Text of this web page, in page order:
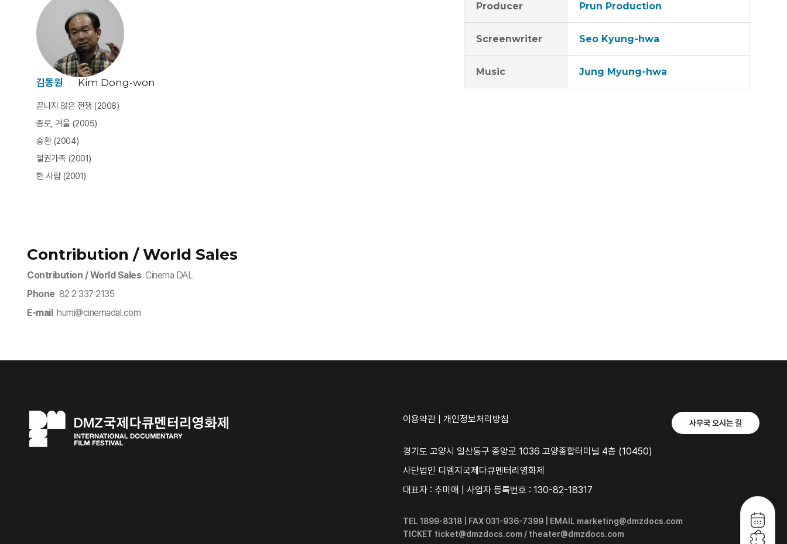
김동원 Kim Dong-won
끝나지 않은 전쟁 (2008)
종로, 겨울 (2005)
송환 (2004)
철권가족 (2001)
한 사람 (2001)
Producer Prun Production
Screenwriter Seo Kyung-hwa
Music Jung Myung-hwa
Contribution / World Sales
Contribution / World SalesCinema DAL
Phone 82 2 337 2135
E-mailhumi@cinemadal.com​
이용약관 개인정보처리방침
경기도 고양시 일산동구 중앙로 1036 고양종합터미널 4층 (10450)
사단법인 디엠지국제다큐멘터리영화제
대표자 : 추미애 | 사업자 등록번호 : 130-82-18317
사무국 오시는 길
TEL 1899-8318 | FAX 031-936-7399 | EMAIL marketing@dmzdocs.com
TICKET ticket@dmzdocs.com / theater@dmzdocs.com